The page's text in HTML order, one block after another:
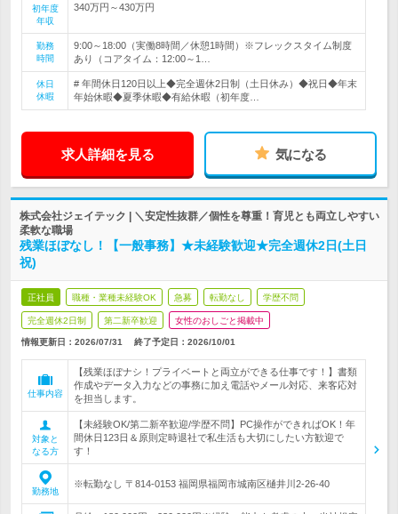
初年度
年収
340万円～430万円
勤務
時間
9:00～18:00（実働8時間／休憩1時間）※フレックスタイム制度
あり（コアタイム：12:00～1…
休日
休暇
# 年間休日120日以上◆完全週休2日制（土日休み）◆祝日◆年末
年始休暇◆夏季休暇◆有給休暇（初年度…
求人詳細を見る 気になる
株式会社ジェイテック | ＼安定性抜群／個性を尊重！育児とも両立しやすい
柔軟な職場
残業ほぼなし！【一般事務】★未経験歓迎★完全週休2日(土日
祝)
正社員 職種・業種未経験OK 急募 転勤なし 学歴不問
完全週休2日制 第二新卒歓迎 女性のおしごと掲載中
情報更新日：2026/07/31 終了予定日： 2026/10/01
仕事内容
【残業ほぼナシ！プライベートと両立ができる仕事です！】書類
作成やデータ入力などの事務に加え電話やメール対応、来客応対
を担当します。
対象と
なる方
【未経験OK/第二新卒歓迎/学歴不問】PC操作ができればOK！年
間休日123日＆原則定時退社で私生活も大切にしたい方歓迎で
す！
勤務地
※転勤なし 〒814-0153 福岡県福岡市城南区樋井川2-26-40